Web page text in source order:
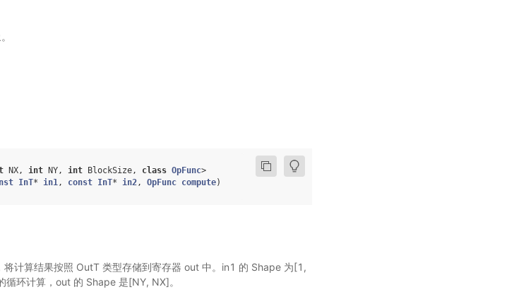
NX, int NY, int BlockSize, class OpFunc>
InT* in1, const InT* in2, OpFunc compute)
计算结果按照 OutT 类型存储到寄存器 out 中。in1 的 Shape 为[1,
环计算，out 的 Shape 是[NY, NX]。